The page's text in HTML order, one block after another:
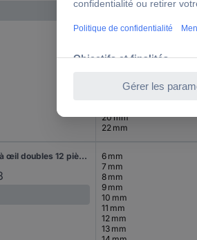
9 mm
11 mm
12 mm
14 mm
17 mm
20 mm
22 mm
Gedore 6030900 6030900 Jeu de clés à œil doubles 12 pièces Ouverture de clé (métrique) 6 - 32 mm
6 mm
7 mm
8 mm
9 mm
10 mm
11 mm
12 mm
13 mm